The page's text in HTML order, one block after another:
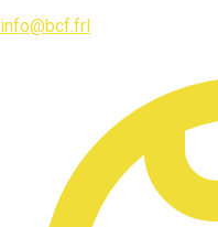
info@bcf.frl